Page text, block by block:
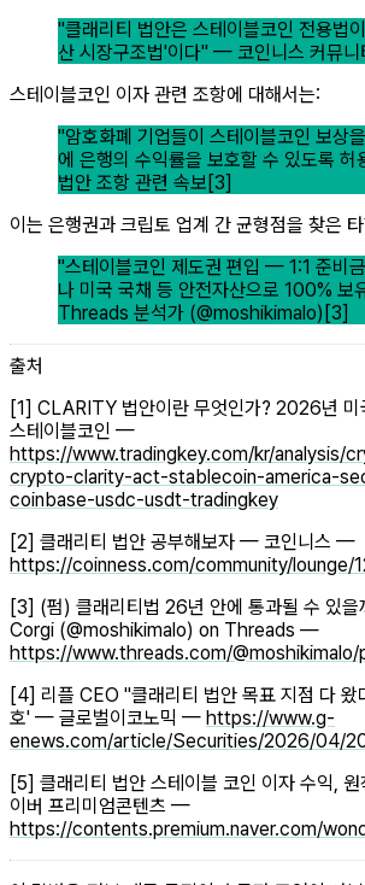
"클래리티 법안은 스테이블코인 전용법
산 시장구조법'이다" — 코인니스 커뮤니
스테이블코인 이자 관련 조항에 대해서는:
"암호화폐 기업들이 스테이블코인 보상
에 은행의 수익률을 보호할 수 있도록 허
법안 조항 관련 속보[3]
이는 은행권과 크립토 업계 간 균형점을 찾은
"스테이블코인 제도권 편입 — 1:1 준비
나 미국 국채 등 안전자산으로 100% 보
Threads 분석가 (@moshikimalo)[3]
출처
[1] CLARITY 법안이란 무엇인가? 2026년 미
스테이블코인 —
https://www.tradingkey.com/kr/analysis/
crypto-clarity-act-stablecoin-america-
coinbase-usdc-usdt-tradingkey
[2] 클래리티 법안 공부해보자 — 코인니스 —
https://coinness.com/community/lounge/
[3] (펌) 클래리티법 26년 안에 통과될 수 있
Corgi (@moshikimalo) on Threads —
https://www.threads.com/@moshikimalo/
[4] 리플 CEO "클래리티 법안 목표 지점 다
호' — 글로벌이코노믹 — https://www.g-
enews.com/article/Securities/2026/04/
[5] 클래리티 법안 스테이블 코인 이자 수익,
이버 프리미엄콘텐츠 —
https://contents.premium.naver.com/